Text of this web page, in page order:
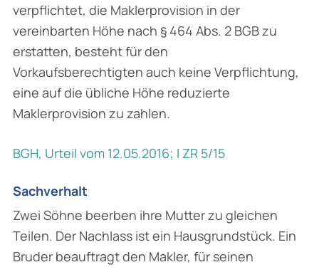
verpflichtet, die Maklerprovision in der
vereinbarten Höhe nach § 464 Abs. 2 BGB zu
erstatten, besteht für den
Vorkaufsberechtigten auch keine Verpflichtung,
eine auf die übliche Höhe reduzierte
Maklerprovision zu zahlen.
BGH, Urteil vom 12.05.2016; I ZR 5/15
Sachverhalt
Zwei Söhne beerben ihre Mutter zu gleichen
Teilen. Der Nachlass ist ein Hausgrundstück. Ein
Bruder beauftragt den Makler, für seinen